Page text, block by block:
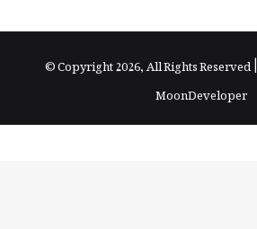
© Copyright 2026, All Rights Reserved |
MoonDeveloper